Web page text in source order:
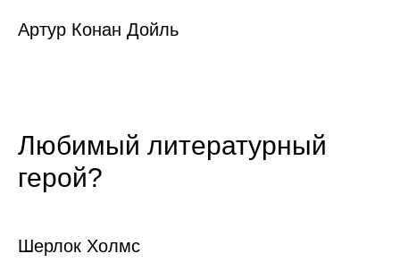
Артур Конан Дойль
Любимый литературный
герой?
Шерлок Холмс